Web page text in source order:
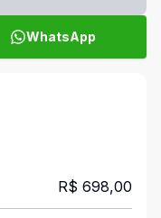
WhatsApp
R$ 698,00